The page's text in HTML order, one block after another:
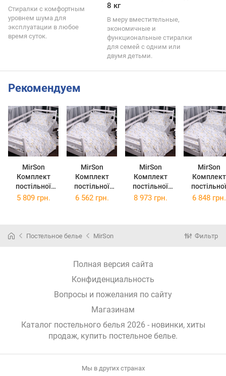
Стиралки с комфортным
уровнем шума для
эксплуатации в любое
время суток.
8 кг
В меру вместительные,
экономичные и
функциональные стиралки
для семей с одним или
двумя детьми.
Рекомендуем
MirSon
Комплект
постільної
білизни
Фланель
MirSon
Комплект
постільної
білизни
Фланель
MirSon
Комплект
постільної
білизни King
MirSon
Комплект
постільної
білизни
Фланель
5 809 грн. 6 562 грн. 8 973 грн. 6 848 грн.
Постельное белье MirSon Фильтр
Полная версия сайта
Конфиденциальность
Вопросы и пожелания по сайту
Магазинам
Каталог постельного белья 2026 - новинки, хиты
продаж, купить постельное белье.
Мы в других странах